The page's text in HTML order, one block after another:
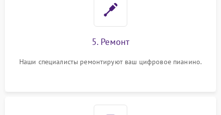
5. Ремонт
Наши специалисты ремонтируют ваш цифровое пианино.